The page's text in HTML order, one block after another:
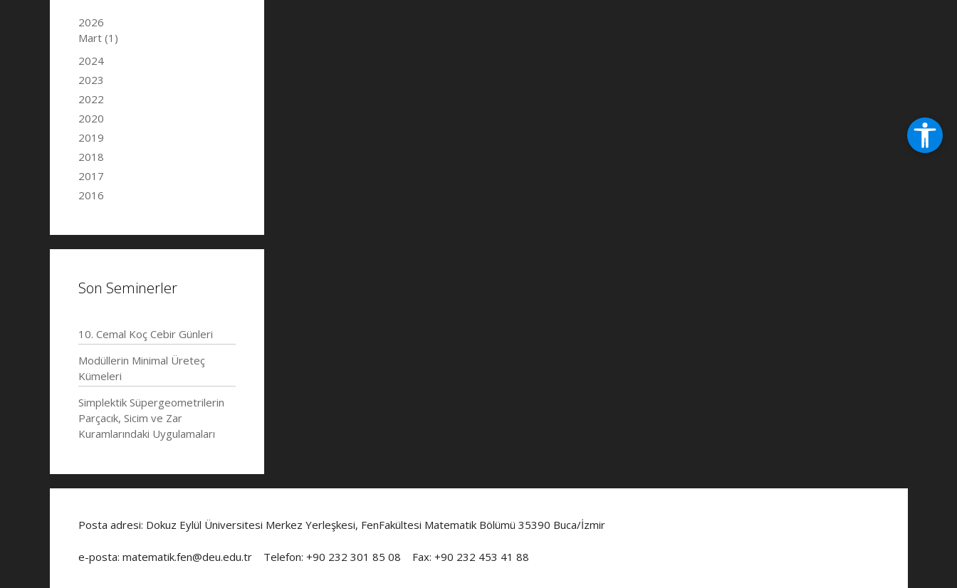
2026
Mart (1)
2024
2023
2022
2020
2019
2018
2017
2016
Son Seminerler
10. Cemal Koç Cebir Günleri
Modüllerin Minimal Üreteç
Kümeleri
Simplektik Süpergeometrilerin
Parçacık, Sicim ve Zar
Kuramlarındaki Uygulamaları
Posta adresi: Dokuz Eylül Üniversitesi Merkez Yerleşkesi, FenFakültesi Matematik Bölümü 35390 Buca/İzmir
e-posta: matematik.fen@deu.edu.tr Telefon: +90 232 301 85 08 Fax: +90 232 453 41 88